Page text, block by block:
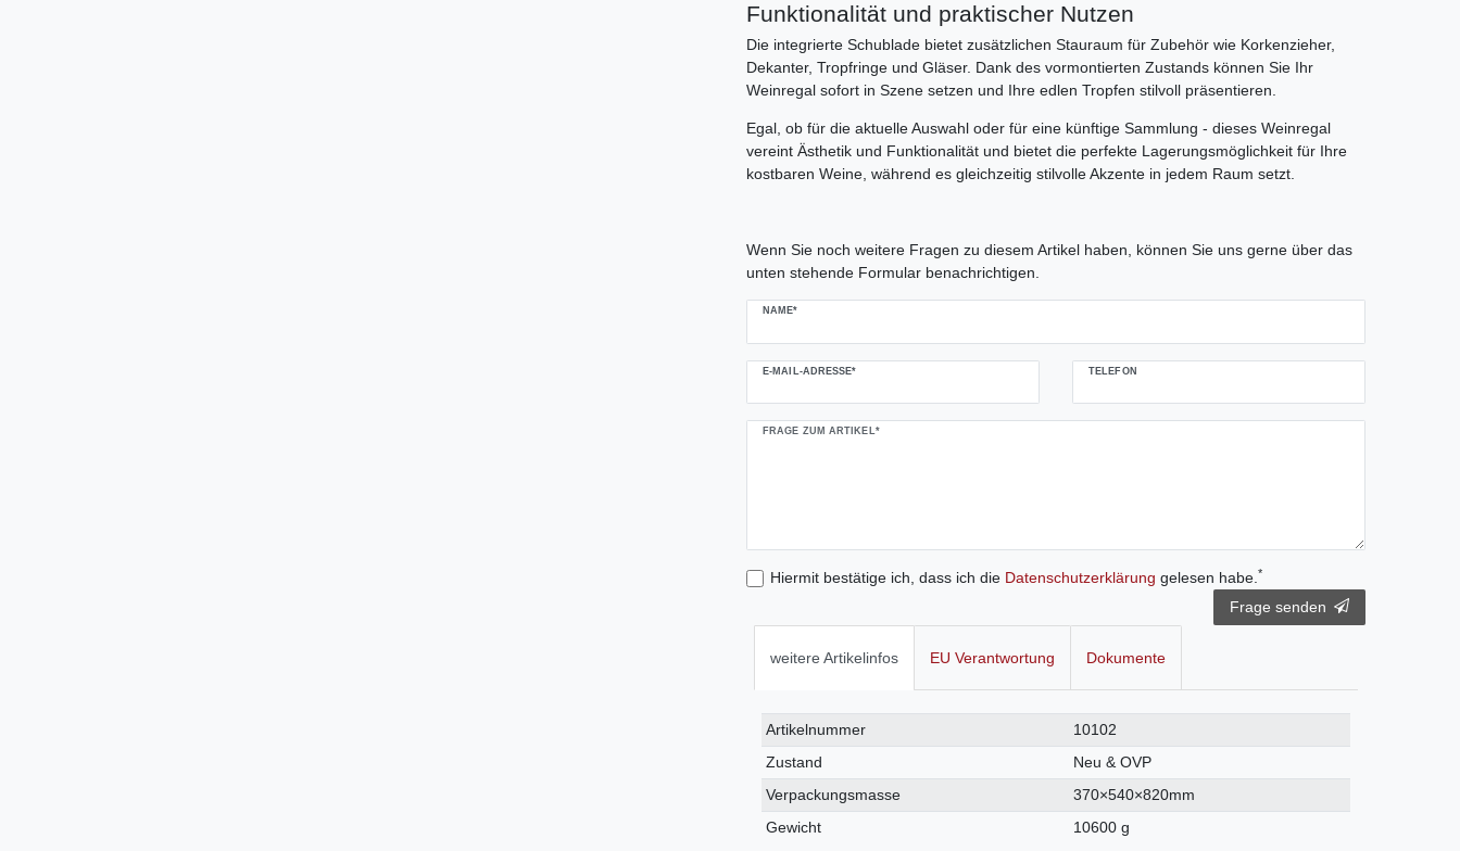
Funktionalität und praktischer Nutzen
Die integrierte Schublade bietet zusätzlichen Stauraum für Zubehör wie Korkenzieher,
Dekanter, Tropfringe und Gläser. Dank des vormontierten Zustands können Sie Ihr
Weinregal sofort in Szene setzen und Ihre edlen Tropfen stilvoll präsentieren.
Egal, ob für die aktuelle Auswahl oder für eine künftige Sammlung - dieses Weinregal
vereint Ästhetik und Funktionalität und bietet die perfekte Lagerungsmöglichkeit für Ihre
kostbaren Weine, während es gleichzeitig stilvolle Akzente in jedem Raum setzt.
Wenn Sie noch weitere Fragen zu diesem Artikel haben, können Sie uns gerne über das
unten stehende Formular benachrichtigen.
NAME*
E-MAIL-ADRESSE* TELEFON
FRAGE ZUM ARTIKEL*
Hiermit bestätige ich, dass ich die Daten­schutz­erklärung gelesen habe.*
Frage senden
weitere Artikelinfos EU Verantwortung Dokumente
Technisches
Merkmal
Wert
Artikelnummer
10102
Zustand
Neu & OVP
Verpackungsmasse
370×540×820mm
Gewicht
10600 g